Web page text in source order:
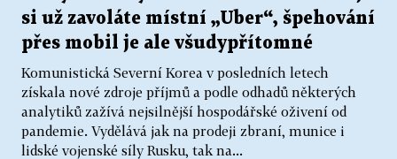
si už zavoláte místní „Uber“, špehování
přes mobil je ale všudypřítomné
Komunistická Severní Korea v posledních letech
získala nové zdroje příjmů a podle odhadů některých
analytiků zažívá nejsilnější hospodářské oživení od
pandemie. Vydělává jak na prodeji zbraní, munice i
lidské vojenské síly Rusku, tak na...